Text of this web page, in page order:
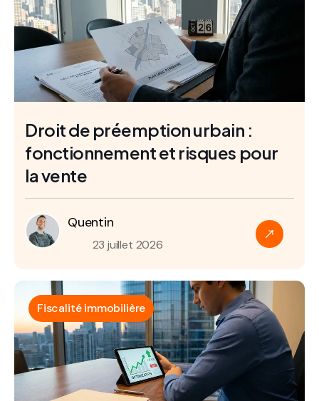
Droit de préemption urbain :
fonctionnement et risques pour
la vente
Quentin
23 juillet 2026
Fiscalité immobilière